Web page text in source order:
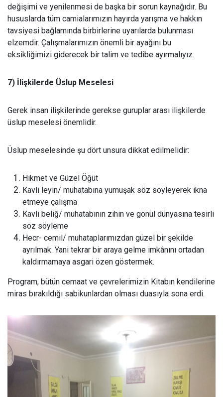
değişimi ve yenilenmesi de başka bir sorun kaynağıdır. Bu
hususlarda tüm camialarımızın hayırda yarışma ve hakkın
tavsiyesi bağlamında birbirlerine uyarılarda bulunması
elzemdir. Çalışmalarımızın önemli bir ayağını bu
eksikliğimizi giderecek bir talim ve tedibe ayırmalıyız.
7) İlişkilerde Üslup Meselesi
Gerek insan ilişkilerinde gerekse guruplar arası ilişkilerde
üslup meselesi önemlidir.
Üslup meselesinde şu dört unsura dikkat edilmelidir:
Hikmet ve Güzel Öğüt
Kavli leyin/ muhatabına yumuşak söz söyleyerek ikna
etmeye çalışma
Kavli beliğ/ muhatabının zihin ve gönül dünyasına tesirli
söz söyleme
Hecr- cemil/ muhataplarımızdan güzel bir şekilde
ayrılmak. Yani tekrar bir araya gelme imkânını ortadan
kaldırmamaya asgari özen göstermek.
Program, bütün cemaat ve çevrelerimizin Kitabın kendilerine
miras bırakıldığı sabikunlardan olması duasıyla sona erdi.